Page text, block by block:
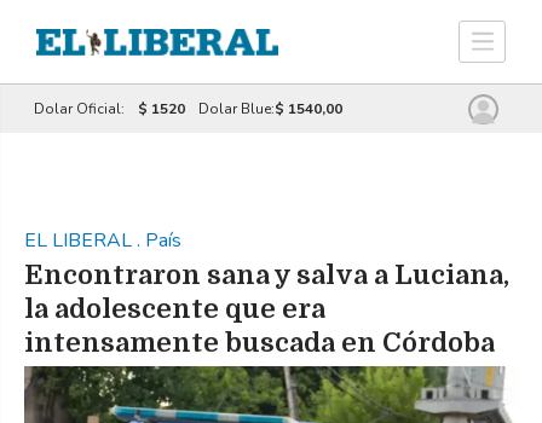
Dolar Oficial: $ 1520 Dolar Blue:$ 1540,00
EL LIBERAL. País
Encontraron sana y salva a Luciana,
la adolescente que era
intensamente buscada en Córdoba